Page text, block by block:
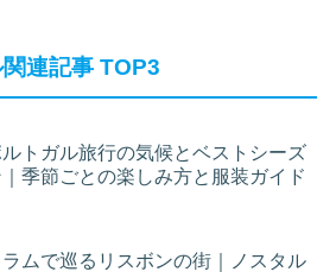
連記事 TOP3
ルトガル旅行の気候とベストシーズ
｜季節ごとの楽しみ方と服装ガイド
ラムで巡るリスボンの街｜ノスタル